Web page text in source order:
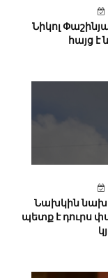
Նիկոլ
հայց
Նախկին
պետք է դուրս